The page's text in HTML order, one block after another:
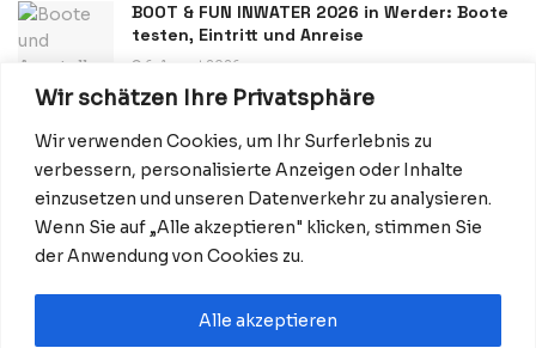
Wir schätzen Ihre Privatsphäre
Wir verwenden Cookies, um Ihr Surferlebnis zu
verbessern, personalisierte Anzeigen oder Inhalte
einzusetzen und unseren Datenverkehr zu analysieren.
Wenn Sie auf „Alle akzeptieren" klicken, stimmen Sie
der Anwendung von Cookies zu.
Alle akzeptieren
BOOT & FUN INWATER 2026 in Werder: Boote
testen, Eintritt und Anreise
6. August 2026
Datenschutzerklärung Impressum Startseite